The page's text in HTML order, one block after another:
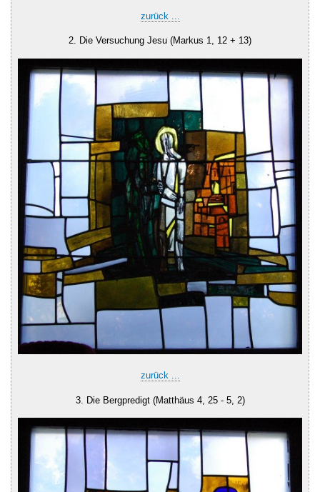
zurück ...
2. Die Versuchung Jesu (Markus 1, 12 + 13)
zurück ...
3. Die Bergpredigt (Matthäus 4, 25 - 5, 2)